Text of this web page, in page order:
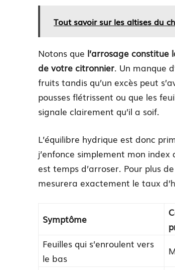
Tout savoir sur les altises du
Notons que l’arrosage
de votre citronnier. Un manque
fruits tandis qu’un excès peut
pousses flétrissent ou que les
signale clairement qu’il a soif.
L’équilibre hydrique est donc
j’enfonce simplement mon index
est temps d’arroser. Pour plus
mesurera exactement le taux
Symptôme
Feuilles qui s’enroulent vers
le bas